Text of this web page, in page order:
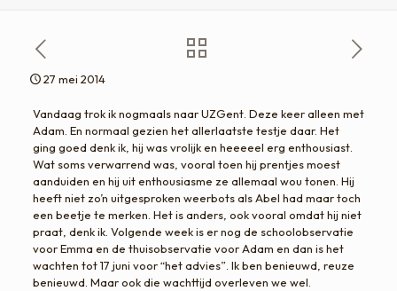
27 mei 2014
Vandaag trok ik nogmaals naar UZGent. Deze keer alleen met
Adam. En normaal gezien het allerlaatste testje daar. Het
ging goed denk ik, hij was vrolijk en heeeeel erg enthousiast.
Wat soms verwarrend was, vooral toen hij prentjes moest
aanduiden en hij uit enthousiasme ze allemaal wou tonen. Hij
heeft niet zo’n uitgesproken weerbots als Abel had maar toch
een beetje te merken. Het is anders, ook vooral omdat hij niet
praat, denk ik. Volgende week is er nog de schoolobservatie
voor Emma en de thuisobservatie voor Adam en dan is het
wachten tot 17 juni voor “het advies”. Ik ben benieuwd, reuze
benieuwd. Maar ook die wachttijd overleven we wel.